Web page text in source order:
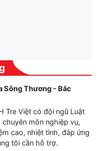
Sông Thương - Bắc
Tre Việt có đội ngũ Luật
môn nghiệp vụ,
cao, nhiệt tình, đáp ứng
tôi cần hỗ trợ.